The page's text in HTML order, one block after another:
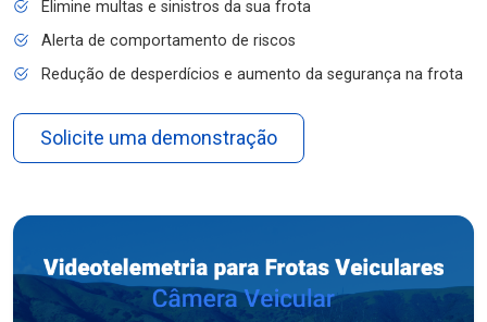
Elimine multas e sinistros da sua frota
Alerta de comportamento de riscos
Redução de desperdícios e aumento da segurança na frota
Solicite uma demonstração